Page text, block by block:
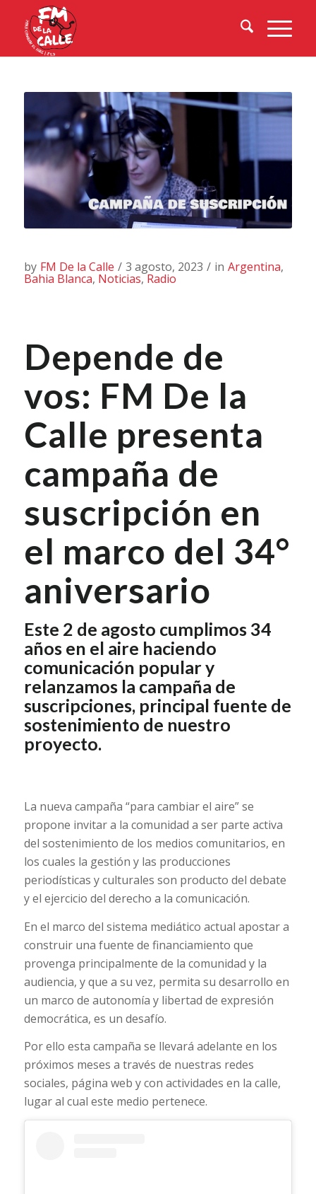
by FM De la Calle / 3 agosto, 2023 / in Argentina,
Bahia Blanca, Noticias,Radio
Depende de
vos: FM De la
Calle presenta
campaña de
suscripción en
el marco del 34°
aniversario
Este 2 de agosto cumplimos 34
años en el aire haciendo
comunicación popular y
relanzamos la campaña de
suscripciones, principal fuente de
sostenimiento de nuestro
proyecto.
La nueva campaña “para cambiar el aire” se
propone invitar a la comunidad a ser parte activa
del sostenimiento de los medios comunitarios, en
los cuales la gestión y las producciones
periodísticas y culturales son producto del debate
y el ejercicio del derecho a la comunicación.
En el marco del sistema mediático actual apostar a
construir una fuente de financiamiento que
provenga principalmente de la comunidad y la
audiencia, y que a su vez, permita su desarrollo en
un marco de autonomía y libertad de expresión
democrática, es un desafío.
Por ello esta campaña se llevará adelante en los
próximos meses a través de nuestras redes
sociales, página web y con actividades en la calle,
lugar al cual este medio pertenece.